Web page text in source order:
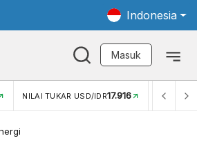
Indonesia
Masuk
NILAI TUKAR USD/IDR17.916 INFLASI